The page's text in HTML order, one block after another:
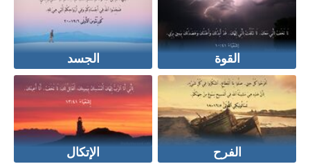
القوة الجسد
الفرح الإتكال